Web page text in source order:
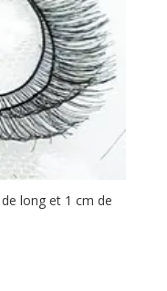
long et 1 cm de